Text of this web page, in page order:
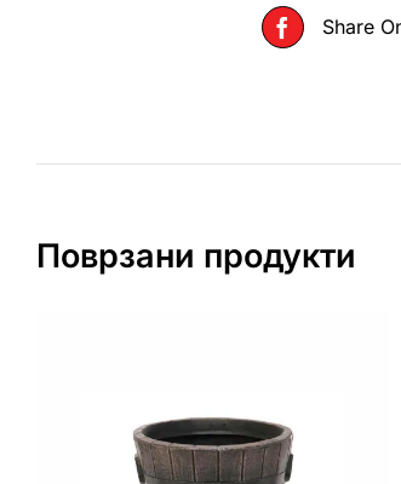
Share
Поврзани продукти